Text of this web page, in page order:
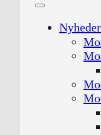
Nyheder